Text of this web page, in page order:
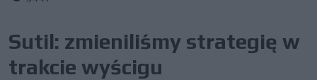
Sutil: zmieniliśmy strategię w
trakcie wyścigu